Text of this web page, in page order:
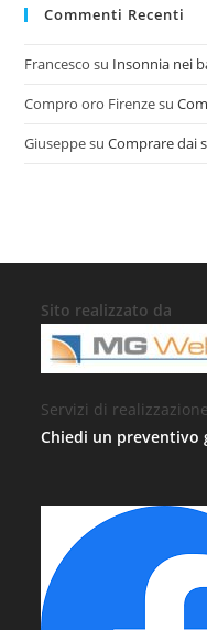
Commenti Recenti
Francesco su Insonnia nei
Compro oro Firenzesu
GiuseppesuComprare dai
Sito realizzato da
Servizi di
Chiedi un preventivo